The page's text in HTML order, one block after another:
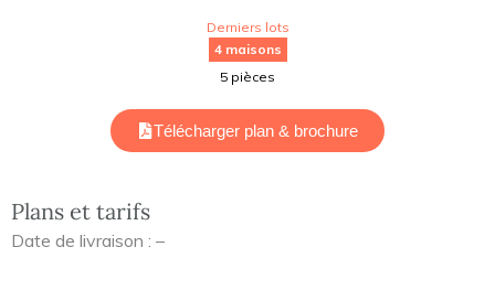
Derniers lots
4 maisons
5 pièces
Télécharger plan & brochure
Plans et tarifs
Date de livraison : –